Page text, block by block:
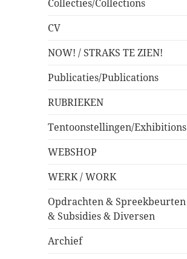
Collecties/Collections
CV
NOW! / STRAKS TE ZIEN!
Publicaties/Publications
RUBRIEKEN
Tentoonstellingen/Exhibitions
WEBSHOP
WERK / WORK
Opdrachten & Spreekbeurten
& Subsidies & Diversen
Archief